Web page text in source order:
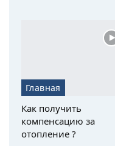
Главная
Как получить
компенсацию за
отопление ?